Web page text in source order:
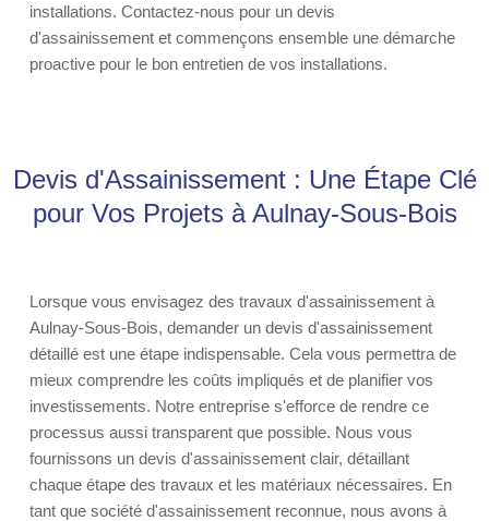
installations. Contactez-nous pour un devis
d'assainissement et commençons ensemble une démarche
proactive pour le bon entretien de vos installations.
Devis d'Assainissement : Une Étape Clé
pour Vos Projets à Aulnay-Sous-Bois
Lorsque vous envisagez des travaux d'assainissement à
Aulnay-Sous-Bois, demander un devis d'assainissement
détaillé est une étape indispensable. Cela vous permettra de
mieux comprendre les coûts impliqués et de planifier vos
investissements. Notre entreprise s'efforce de rendre ce
processus aussi transparent que possible. Nous vous
fournissons un devis d'assainissement clair, détaillant
chaque étape des travaux et les matériaux nécessaires. En
tant que société d'assainissement reconnue, nous avons à